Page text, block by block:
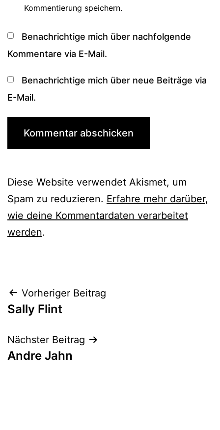
Kommentierung speichern.
Benachrichtige mich über nachfolgende
Kommentare via E-Mail.
Benachrichtige mich über neue Beiträge via
E-Mail.
Diese Website verwendet Akismet, um
Spam zu reduzieren. Erfahre mehr darüber,
wie deine Kommentardaten verarbeitet
werden.
Beitrags-
Navigation
Vorheriger Beitrag
Sally Flint
Nächster Beitrag
Andre Jahn